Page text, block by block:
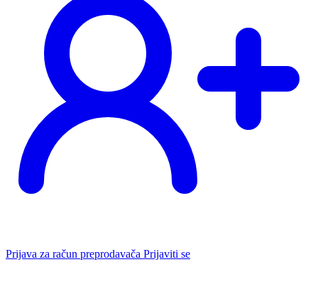
Prijava za račun preprodavača Prijaviti se